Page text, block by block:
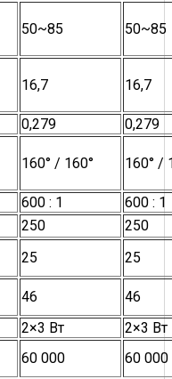
50~85 50~85
16,7 16,7
0,279
0,279
160° / 160° 160° /
600 : 1
600 : 1
250
250
25
25
46
46
2×3 Вт
2×3 Вт
60 000 60 000